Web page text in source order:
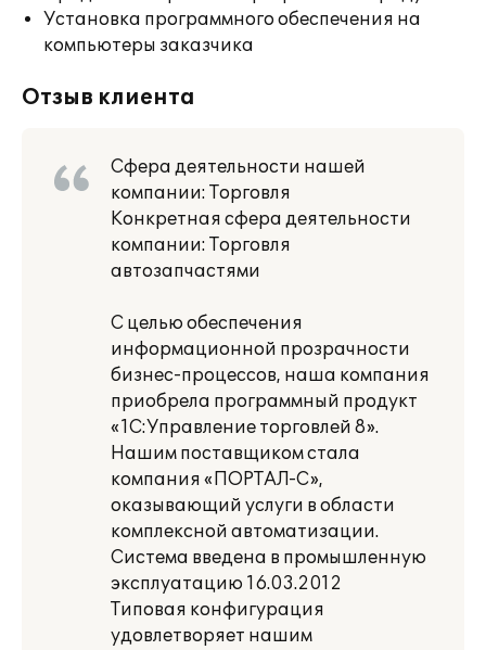
Установка программного обеспечения на
компьютеры заказчика
Отзыв клиента
Сфера деятельности нашей
компании: Торговля
Конкретная сфера деятельности
компании: Торговля
автозапчастями
С целью обеспечения
информационной прозрачности
бизнес-процессов, наша компания
приобрела программный продукт
«1С:Управление торговлей 8».
Нашим поставщиком стала
компания «ПОРТАЛ-С»,
оказывающий услуги в области
комплексной автоматизации.
Система введена в промышленную
эксплуатацию 16.03.2012
Типовая конфигурация
удовлетворяет нашим